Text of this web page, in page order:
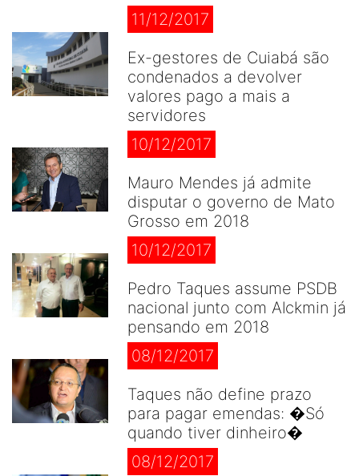
11/12/2017
Ex-gestores de Cuiabá são
condenados a devolver
valores pago a mais a
servidores
10/12/2017
Mauro Mendes já admite
disputar o governo de Mato
Grosso em 2018
10/12/2017
Pedro Taques assume PSDB
nacional junto com Alckmin já
pensando em 2018
08/12/2017
Taques não define prazo
para pagar emendas: �Só
quando tiver dinheiro�
08/12/2017